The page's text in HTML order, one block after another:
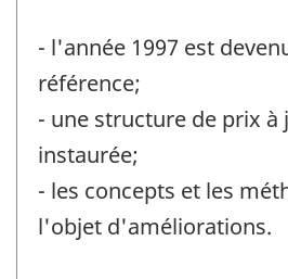
- l'année 1997 est
référence;
- une structure de prix à
instaurée;
- les concepts et les
l'objet d'améliorations.